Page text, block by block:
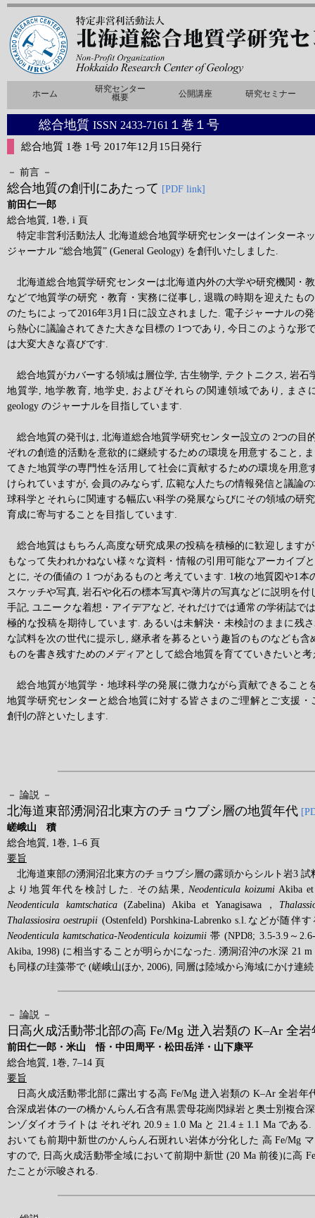
総合地質 ISSN 2433-7161 １巻１号
総合地質 1巻 1号 2017年12月15日発行
－ 前言 －
総合地質の創刊にあたって [PDF link]
前田仁一郎
総合地質, 1巻, i 頁
特定非営利活動法人 北海道総合地質学研究センターはインターネ
ジャーナル “総合地質” (General Geology) を創刊いたしました.
北海道総合地質学研究センターは北海道内外の大学や研究機関・
などで地質学の研究・教育・実務に従事し, 退職の時期を迎えたも
のたちによって2016年3月1日に設立されました. 電子ジャーナルの
ら熱心に議論されてきた大きな目標の 1つであり, 今日このような形
は大変大きな喜びです.
総合地質がカバーする領域は層位学, 古生物学, テクトニクス, 岩石
地質学, 地学教育, 地学史, およびそれらの関連領域であり, まさ
geology のジャーナルを目指しています.
総合地質の発刊は, 北海道総合地質学研究センター設立の 2つの目
ぞれの創造的活動を意欲的に継続するための環境を用意すること,
てきた地質学の専門性を活用して社会に貢献するための環境を用意
けられていますが, 会員のみならず, 広範な人たちの情報発信と議論
球科学とそれらに関連する幅広い科学の発展ならびにその領域の研
育成に寄与することを目指しています.
総合地質はもちろん高度な研究成果の投稿を積極的に歓迎します
もなって失われかねない様々な資料・情報の引用可能なアーカイブ
とに, その価値の 1 つがあるものと考えています. 1枚の地質図や1本
スケッチや写真, 岩石や化石の標本写真や薄片の写真などに説明を付
手記, ユニークな着想・アイデアなど, それだけでは通常の学術誌で
極的な投稿を期待しています. あるいは未解決・未検討のままに残
な試料を次の世代に提示し, 継承者を募るという趣旨のものなども含
ものを書き残すためのメディアとして総合地質を育てていきたいと
総合地質が地質学・地球科学の発展に微力ながら貢献できること
地質学研究センターと総合地質に対する皆さまのご理解とご支援・
創刊の辞といたします.
－ 論説 －
北海道東部湧洞沼北東方のチョウブシ層の地質年代
嵯峨山 積
総合地質, 1巻, 1–6 頁
要旨
北海道東部の湧洞沼北東方のチョウブシ層の露頭からシルト岩3 試
より地質年代を検討した. その結果,Neodenticula koizumiAkiba et
Neodenticula kamtschatica(Zabelina) Akiba et Yanagisawa，
Thalassiosira oestrupii (Ostenfeld) Porshkina-Labrenko s.l.などが随伴
Neodenticula kamtschatica-Neodenticula koizumii 帯 (NPD8; 3.5-3.9～2.6-
Akiba, 1998) に相当することが明らかになった. 湧洞沼沖の水深 21
も同様の珪藻帯で (嵯峨山ほか, 2006), 同層は陸域から海域にかけ連
－ 論説 －
日高火成活動帯北部の高 Fe/Mg 迸入岩類の K–Ar 全岩
前田仁一郎・米山 悟・中田周平・松田岳洋・山下康平
総合地質, 1巻, 7–14 頁
要旨
日高火成活動帯北部に露出する高 Fe/Mg 迸入岩類の K–Ar 全岩年
合深成岩体の一の橋かんらん石含有黒雲母花崗閃緑岩と奥士別複合
ンゾダイオライトは それぞれ 20.9 ± 1.0 Ma と 21.4 ± 1.1 Ma である
おいても前期中新世のかんらん石斑れい岩体が分化した 高 Fe/Mg
すので, 日高火成活動帯全域において前期中新世 (20 Ma 前後)に高
たことが示唆される.